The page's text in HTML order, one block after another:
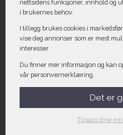
nettsidens funksjoner, innhold og
i brukernes behov.
I tillegg brukes cookies i
vise deg annonser som er mest
interesser.
Du finner mer informasjon og kan
vår personvernerklæring.
Det er
Tilpass dine